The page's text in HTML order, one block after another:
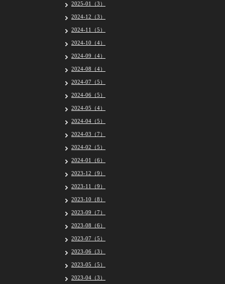
2025-01（3）
2024-12（3）
2024-11（5）
2024-10（4）
2024-09（4）
2024-08（4）
2024-07（5）
2024-06（5）
2024-05（4）
2024-04（5）
2024-03（7）
2024-02（5）
2024-01（6）
2023-12（9）
2023-11（9）
2023-10（8）
2023-09（7）
2023-08（6）
2023-07（5）
2023-06（3）
2023-05（5）
2023-04（3）